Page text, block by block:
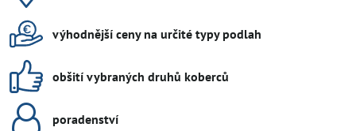
výhodnější ceny na určité typy podlah
obšití vybraných druhů koberců
poradenství